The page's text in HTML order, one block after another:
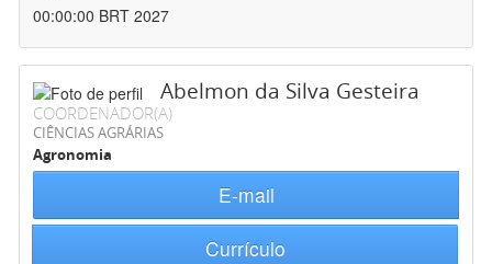
00:00:00 BRT 2027
Abelmon da Silva Gesteira
COORDENADOR(A)
CIÊNCIAS AGRÁRIAS
Agronomia
E-mail
Currículo